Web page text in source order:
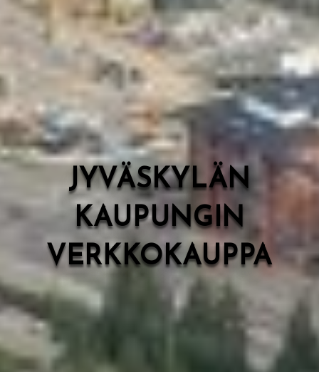
English
JYVÄSKYLÄN
KAUPUNGIN
VERKKOKAUPPA